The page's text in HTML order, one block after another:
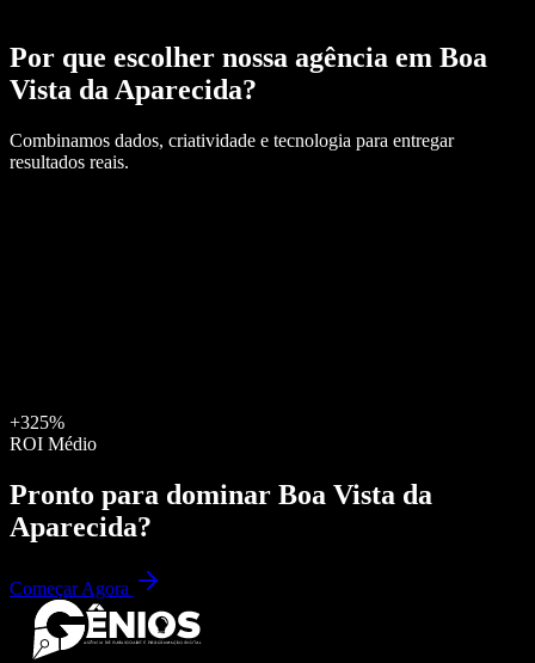
Por que escolher nossa agência em Boa
Vista da Aparecida?
Combinamos dados, criatividade e tecnologia para entregar
resultados reais.
+325%
ROI Médio
Pronto para dominar Boa Vista da
Aparecida?
Começar Agora